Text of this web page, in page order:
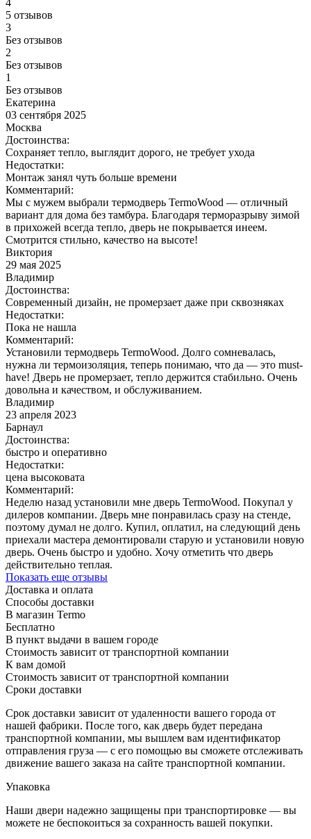
5 отзывов
3
Без отзывов
2
Без отзывов
1
Без отзывов
Екатерина
03 сентября 2025
Москва
Достоинства:
Сохраняет тепло, выглядит дорого, не требует ухода
Недостатки:
Монтаж занял чуть больше времени
Комментарий:
Мы с мужем выбрали термодверь TermoWood — отличный
вариант для дома без тамбура. Благодаря терморазрыву зимой
в прихожей всегда тепло, дверь не покрывается инеем.
Смотрится стильно, качество на высоте!
Виктория
29 мая 2025
Владимир
Достоинства:
Современный дизайн, не промерзает даже при сквозняках
Недостатки:
Пока не нашла
Комментарий:
Установили термодверь TermoWood. Долго сомневалась,
нужна ли термоизоляция, теперь понимаю, что да — это must-
have! Дверь не промерзает, тепло держится стабильно. Очень
довольна и качеством, и обслуживанием.
Владимир
23 апреля 2023
Барнаул
Достоинства:
быстро и оперативно
Недостатки:
цена высоковата
Комментарий:
Неделю назад установили мне дверь TermoWood. Покупал у
дилеров компании. Дверь мне понравилась сразу на стенде,
поэтому думал не долго. Купил, оплатил, на следующий день
приехали мастера демонтировали старую и установили новую
дверь. Очень быстро и удобно. Хочу отметить что дверь
действительно теплая.
Показать еще отзывы
Доставка и оплата
Способы доставки
В магазин Termo
Бесплатно
В пункт выдачи в вашем городе
Стоимость зависит от транспортной компании
К вам домой
Стоимость зависит от транспортной компании
Сроки доставки
Срок доставки зависит от удаленности вашего города от
нашей фабрики. После того, как дверь будет передана
транспортной компании, мы вышлем вам идентификатор
отправления груза — с его помощью вы сможете отслеживать
движение вашего заказа на сайте транспортной компании.
Упаковка
Наши двери надежно защищены при транспортировке — вы
можете не беспокоиться за сохранность вашей покупки.